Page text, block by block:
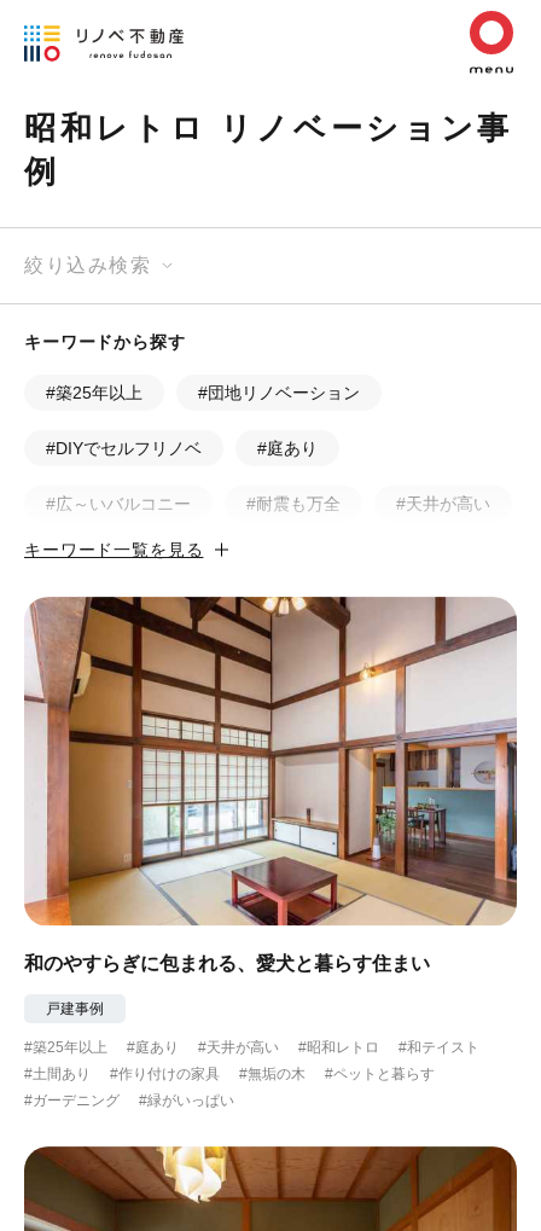
昭和レトロ リノベーション事
例
絞り込み検索
キーワードから探す
#築25年以上 #団地リノベーション
#DIYでセルフリノベ #庭あり
#広～いバルコニー #耐震も万全 #天井が高い
#カフェ風 #昭和レトロ
#ナチュラル #アジアンテイスト
#アンティーク調 #ハンモック
#コンクリート壁 #ガラスブロック #土間あり
#こだわりインテリア #こだわりキッチン
#自転車収納 #作り付けの家具 #あえて古材
#黒板 #無垢の木 #タイル #壁一面本棚
#ふたり暮らし
#スローライフ #自宅で仕事 #ペットと暮らす
#眺望最高 #水辺の住まい #緑がいっぱい
#300万円以下
キーワード一覧を見る
和のやすらぎに包まれる、愛犬と暮らす住まい
戸建事例
#築25年以上 #庭あり #天井が高い #昭和レトロ
#和テイスト
#土間あり
#作り付けの家具 #無垢の木
#ペットと暮らす
#ガーデニング
#緑がいっぱい